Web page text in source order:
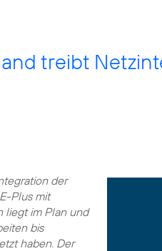
treibt
der
Plus mit
liegt im Plan und
bis
haben. Der